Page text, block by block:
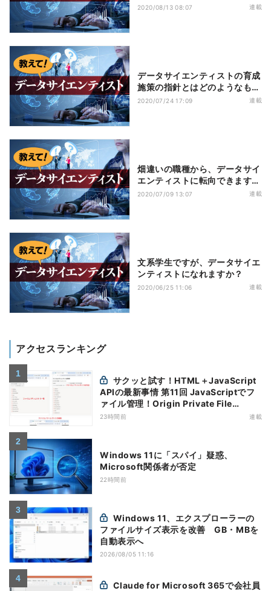
2020/08/13 08:07 連載
データサイエンティストの育成
施策の指針とはどのようなもの
ですか？
2020/07/24 17:09 連載
畑違いの職種から、データサイ
エンティストに転向できます
か？
2020/07/09 13:07 連載
文系学生ですが、データサイエ
ンティストになれますか？
2020/06/25 11:06 連載
アクセスランキング
APIの最新事情 第11回 JavaScriptでフ
ァイル管理！Origin Private File
Systemを活用する
23時間前 連載
Windows 11に「スパイ」疑惑、
Microsoft関係者が否定
22時間前
ファイルサイズ表示を改善 GB・MBを
自動表示へ
2026/08/05 11:16